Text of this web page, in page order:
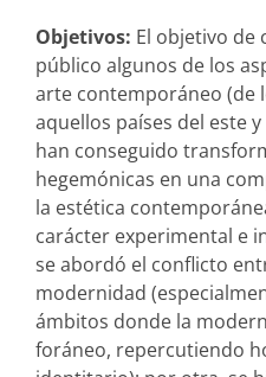
Objetivos: El objetivo de
público algunos de los
arte contemporáneo (de
aquellos países del este
han conseguido
hegemónicas en una
la estética
carácter experimental e
se abordó el conflicto
modernidad
ámbitos donde la
foráneo, repercutiendo